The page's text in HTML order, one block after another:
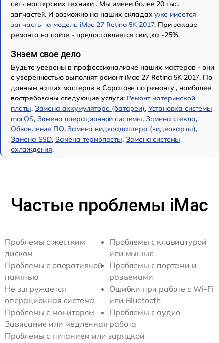
сеть мастерских техники . Мы имеем более 20 тыс.
запчастей. И возможно на наших складах уже имеется
запчасть на модель iMac 27 Retina 5K 2017. При заказе
ремонта на сайте - предоставляется скидка -25%.
Знаем свое дело
Будьте уверены в профессионализме наших мастеров - они
с уверенностью выполнят ремонт iMac 27 Retina 5K 2017. По
данным наших мастеров в Саратове по ремонту , наиболее
востребованы следующие услуги: Ремонт материнской
платы, Замена аккумулятора (батареи), Установка системы
macOS, Замена операционной системы, Замена стекла,
Обновление ПО, Замена видеоадаптера (видеокарты),
Замена SSD, Замена термопасты, Замена системы
охлаждения.
Частые проблемы iMac
Проблемы с жестким
диском
Проблемы с оперативной
памятью
Не загружается
операционная система
Проблемы с монитором
Проблемы с клавиатурой
или мышью
Проблемы с портами и
разъемами
Ошибки при работе с Wi-Fi
или Bluetooth
Проблемы с аудио
Зависание или медленная работа
Проблемы с питанием или зарядкой